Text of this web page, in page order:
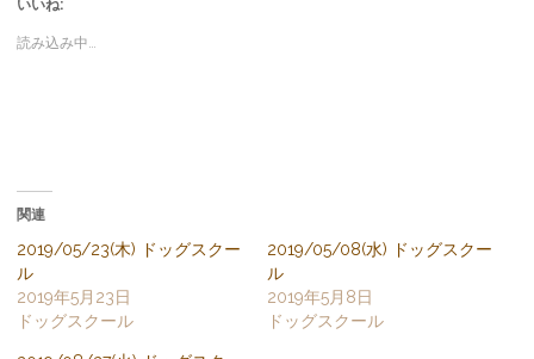
o
k
で
だ
(
新
し
い
いいね:
読み込み中…
関連
2019/05/23(木) ドッグスクー
ル
2019年5月23日
ドッグスクール
2019/05/08(水) ドッグスクー
ル
2019年5月8日
ドッグスクール